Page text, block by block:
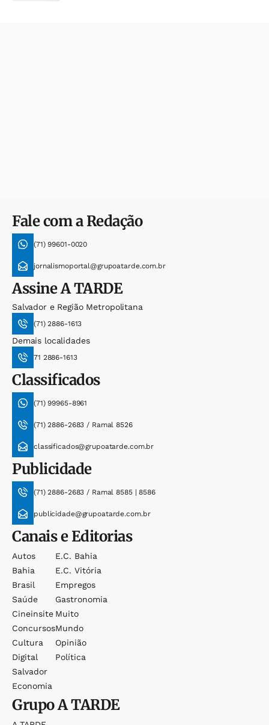
Fale com a Redação
(71) 99601-0020
jornalismoportal@grupoatarde.com.br
AssineA TARDE
Salvador e Região Metropolitana
(71) 2886-1613
Demais localidades
71 2886-1613
Classificados
(71) 99965-8961
(71) 2886-2683 / Ramal 8526
classificados@grupoatarde.com.br
Publicidade
(71) 2886-2683 / Ramal 8585 | 8586
publicidade@grupoatarde.com.br
Canais e Editorias
Autos
Bahia
Brasil
Saúde
Cineinsite
Concursos
Cultura
Digital
Salvador
Economia
E.c. Bahia
E.c. Vitória
Empregos
Gastronomia
Muito
Mundo
Opinião
Política
GrupoA TARDE